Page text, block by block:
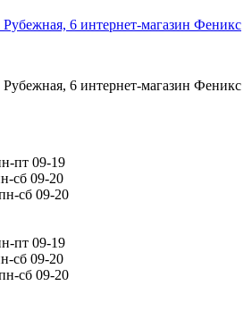
6 интернет-магазин Феникс
6 интернет-магазин Феникс
пт 09-19
сб 09-20
сб 09-20
пт 09-19
сб 09-20
сб 09-20